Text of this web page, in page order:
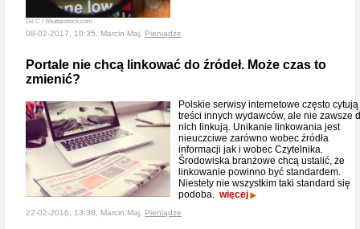
Gil C / Shutterstock.com
08-02-2017, 10:35, Marcin Maj, Pieniądze
Portale nie chcą linkować do źródeł. Może czas to
zmienić?
Polskie serwisy internetowe często cytują
treści innych wydawców, ale nie zawsze
nich linkują. Unikanie linkowania jest
nieuczciwe zarówno wobec źródła
informacji jak i wobec Czytelnika.
Środowiska branżowe chcą ustalić, że
linkowanie powinno być standardem.
Niestety nie wszystkim taki standard się
podoba. więcej
22-02-2016, 13:38, Marcin Maj, Pieniądze